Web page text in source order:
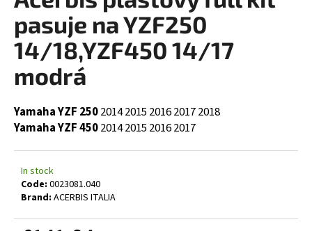
0,0
out
stars.
pasuje na YZF250
14/18,YZF450 14/17
modrá
Yamaha YZF 25020142015 201620172018
Yamaha YZF 45020142015 20162017
In stock
Code: 0023081.040
Brand: ACERBIS ITALIA
i
n
g
f
o
r
?
SEARCH